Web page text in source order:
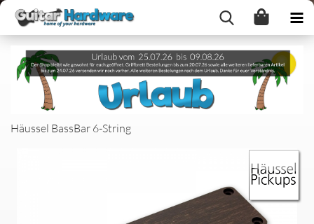
Häussel BassBar 6-String